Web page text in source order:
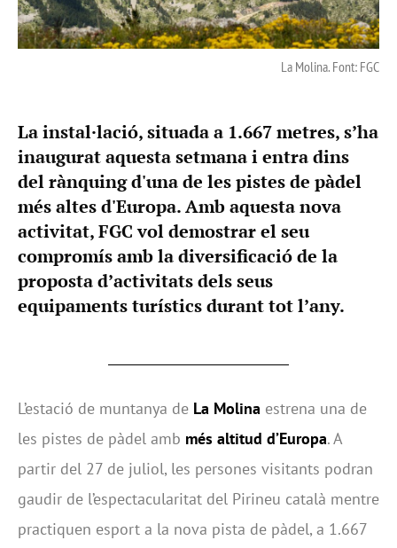
La Molina. Font: FGC
La instal·lació, situada a 1.667 metres, s’ha
inaugurat aquesta setmana i entra dins
del rànquing d'una de les pistes de pàdel
més altes d'Europa. Amb aquesta nova
activitat, FGC vol demostrar el seu
compromís amb la diversificació de la
proposta d’activitats dels seus
equipaments turístics durant tot l’any.
L’estació de muntanya de La Molina estrena una de
les pistes de pàdel amb més altitud d’Europa. A
partir del 27 de juliol, les persones visitants podran
gaudir de l’espectacularitat del Pirineu català mentre
practiquen esport a la nova pista de pàdel, a 1.667